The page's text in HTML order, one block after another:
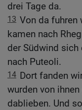
drei Tage da.
13 Von da fuhren
kamen nach
der Südwind sich
nach Puteoli.
14 Dort fanden
wurden von
dablieben. Und